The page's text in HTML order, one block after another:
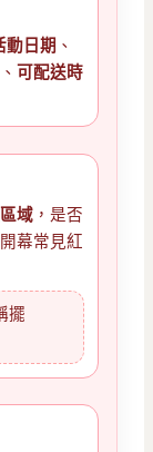
動日期 、
可配送時
域 ，是否
開幕常見紅
擺